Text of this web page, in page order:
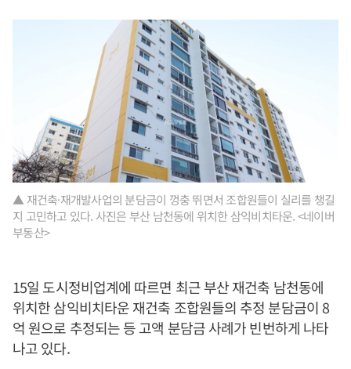
▲ 재건축·재개발사업의 분담금이 껑충 뛰면서 조합원들이 실리를 챙길
지 고민하고 있다. 사진은 부산 남천동에 위치한 삼익비치타운. <네이버
부동산>
15일 도시정비업계에 따르면 최근 부산 재건축 남천동에
위치한 삼익비치타운 재건축 조합원들의 추정 분담금이 8
억 원으로 추정되는 등 고액 분담금 사례가 빈번하게 나타
나고 있다.